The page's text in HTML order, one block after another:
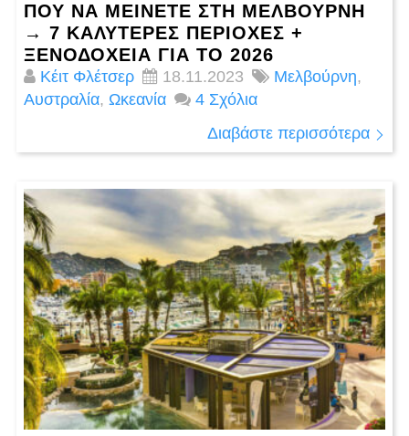
ΠΟΎ ΝΑ ΜΕΊΝΕΤΕ ΣΤΗ ΜΕΛΒΟΎΡΝΗ
→ 7 ΚΑΛΎΤΕΡΕΣ ΠΕΡΙΟΧΈΣ +
ΞΕΝΟΔΟΧΕΊΑ ΓΙΑ ΤΟ 2026
Κέιτ Φλέτσερ 18.11.2023 Μελβούρνη,
Αυστραλία, Ωκεανία
4 Σχόλια
Διαβάστε περισσότερα